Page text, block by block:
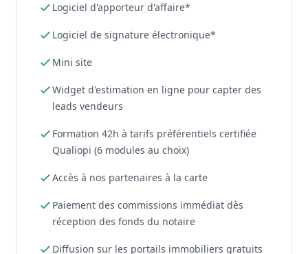
Logiciel d'apporteur d'affaire*
Logiciel de signature électronique*
Mini site
Widget d'estimation en ligne pour capter des
leads vendeurs
Formation 42h à tarifs préférentiels certifiée
Qualiopi (6 modules au choix)
Accès à nos partenaires à la carte
Paiement des commissions immédiat dès
réception des fonds du notaire
Diffusion sur les portails immobiliers gratuits